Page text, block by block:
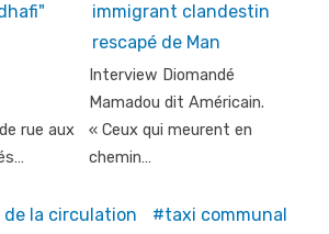
rue aux
immigrant clandestin
rescapé de Man
Interview Diomandé
Mamadou dit Américain.
« Ceux qui meurent en
chemin…
la circulation taxi communal